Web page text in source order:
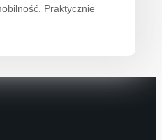
Praktycznie